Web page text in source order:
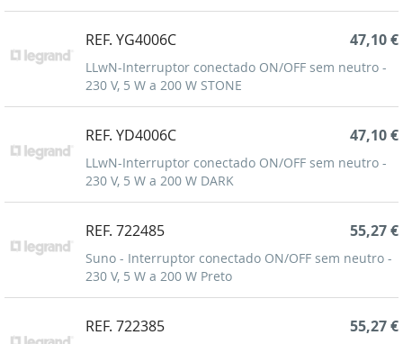
REF. YG4006C
LLwN-Interruptor conectado ON/OFF sem neutro -
230 V, 5 W a 200 W STONE
47,10 €
REF. YD4006C
LLwN-Interruptor conectado ON/OFF sem neutro -
230 V, 5 W a 200 W DARK
47,10 €
REF. 722485
Suno - Interruptor conectado ON/OFF sem neutro -
230 V, 5 W a 200 W Preto
55,27 €
REF. 722385 55,27 €